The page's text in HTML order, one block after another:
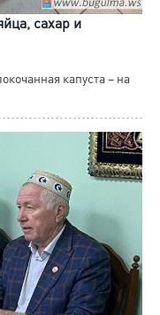
сахар и
капуста – на